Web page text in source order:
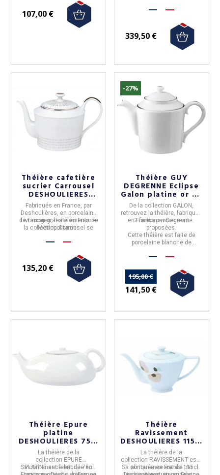
(2 avis)
107,00 €
339,50 €
Théière cafetière
sucrier Carrousel
DESHOULIERES
porcelaine
Fabriqués en France, par
Deshoulières, en porcelaine
de Limoges, les éléments de
la collectionCarrousel se
théière et en sucrier.
Livraison gratuite en France
Métropolitaine.
135,20 €
-27%
Théière GUY
DEGRENNE Eclipse
Galon platine or en
porcelaine - 2
coloris
De la collection GALON,
retrouvez lathéière, fabriquée
enFranceparDegrenne.
2 finitionsvous sont
proposées.
Cette théière est faite de
porcelaine blanche de
195,00 €
141,50 €
Théière Epure
platine
DESHOULIERES 75cl
porcelaine
La théière de la
collection EPURE
PLATINEest fabriquée en
Sa contenance est de75cl
Théière
Ravissement
DESHOULIERES 115cl
porcelaine
La théière de la
collection RAVISSEMENT est f
abriquée en Francepar
Sa contenance est de115cl